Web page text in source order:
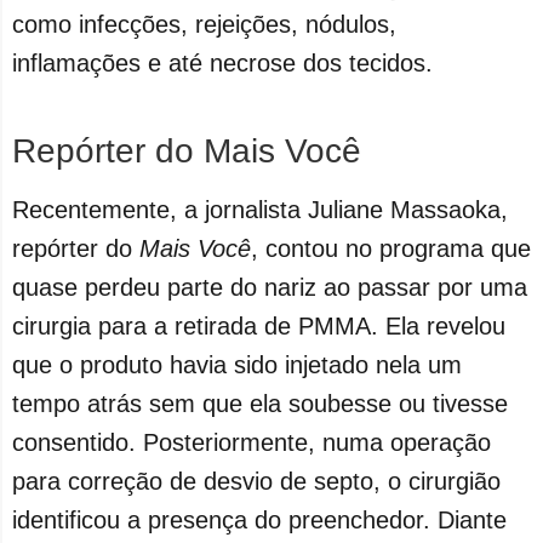
como infecções, rejeições, nódulos,
inflamações e até necrose dos tecidos.
Repórter do Mais Você
Recentemente, a jornalista Juliane Massaoka,
repórter do Mais Você, contou no programa que
quase perdeu parte do nariz ao passar por uma
cirurgia para a retirada de PMMA. Ela revelou
que o produto havia sido injetado nela um
tempo atrás sem que ela soubesse ou tivesse
consentido. Posteriormente, numa operação
para correção de desvio de septo, o cirurgião
identificou a presença do preenchedor. Diante